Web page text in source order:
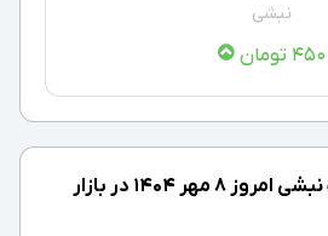
نبشی
450 تومان
آخرین وضعیت قیمت نبشی امروز ۸ مهر ۱۴۰۴ در بازار